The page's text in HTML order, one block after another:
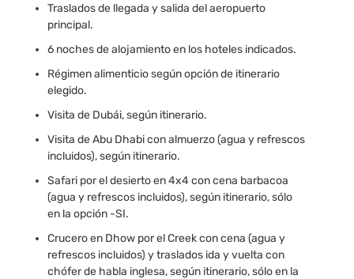
Traslados de llegada y salida del aeropuerto
principal.
6 noches de alojamiento en los hoteles indicados.
Régimen alimenticio según opción de itinerario
elegido.
Visita de Dubái, según itinerario.
Visita de Abu Dhabi con almuerzo (agua y refrescos
incluidos), según itinerario.
Safari por el desierto en 4x4 con cena barbacoa
(agua y refrescos incluidos), según itinerario, sólo
en la opción -SI.
Crucero en Dhow por el Creek con cena (agua y
refrescos incluidos) y traslados ida y vuelta con
chófer de habla inglesa, según itinerario, sólo en la